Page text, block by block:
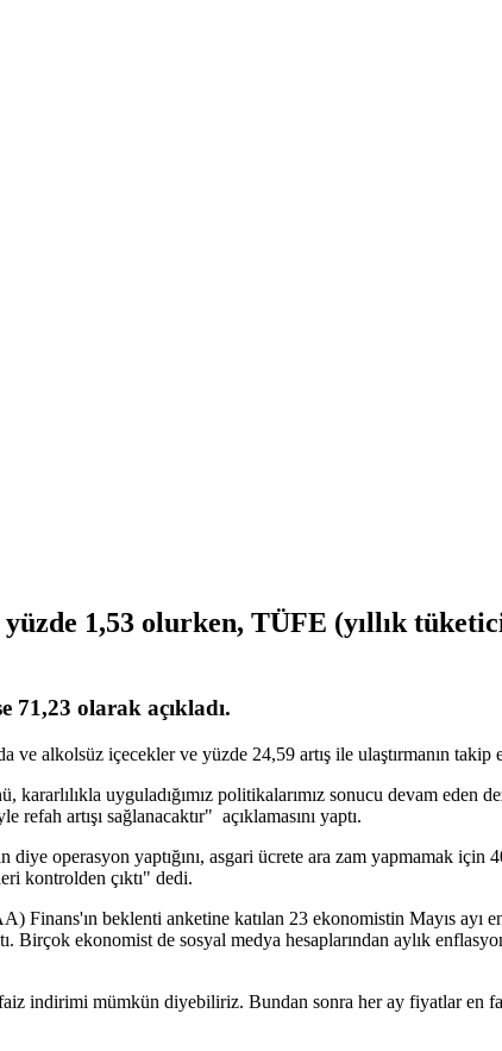
1,53 olurken, TÜFE (yıllık
71,23 olarak açıkladı.
ve alkolsüz içecekler ve yüzde 24,59 artış ile ulaştırmanın
uyguladığımız politikalarımız sonucu devam eden
artışı sağlanacaktır" açıklamasını yaptı.
operasyon yaptığını, asgari ücrete ara zam yapmamak için
kontrolden çıktı" dedi.
Finans'ın beklenti anketine katılan 23 ekonomistin Mayıs ayı
Birçok ekonomist de sosyal medya hesaplarından aylık
indirimi mümkün diyebiliriz. Bundan sonra her ay fiyatlar en